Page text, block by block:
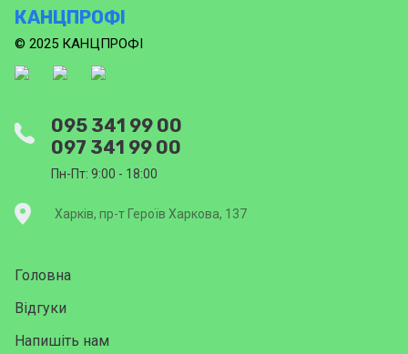
КАНЦПРОФІ
© 2025 КАНЦПРОФІ
095 341 99 00
097 341 99 00
Пн-Пт: 9:00 - 18:00
Харків, пр-т Героїв Харкова, 137
Головна
Відгуки
Напишіть нам